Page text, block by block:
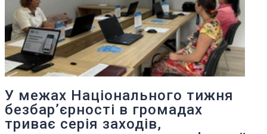
У межах Національного тижня
безбар’єрності в громадах
триває серія заходів,